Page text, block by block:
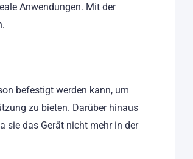
Anwendungen. Mit der
befestigt werden kann, um
zu bieten. Darüber hinaus
sie das Gerät nicht mehr in der